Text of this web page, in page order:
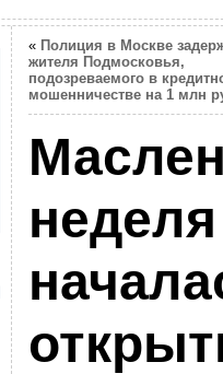
« Полиция в Москве
жителя Подмосковья,
подозреваемого в
мошенничестве на 1 млн